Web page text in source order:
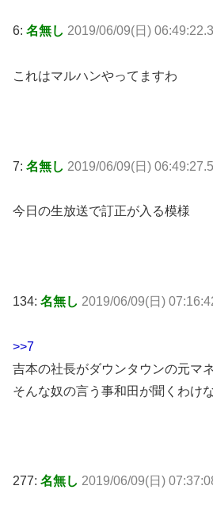
6: 名無し 2019/06/09(日)
これはマルハンやってますわ
7: 名無し 2019/06/09(日)
今日の生放送で訂正が入る模様
134: 名無し 2019/06/09(日)
>>7
吉本の社長がダウンタウンの元マ
そんな奴の言う事和田が聞くわけ
277: 名無し 2019/06/09(日)